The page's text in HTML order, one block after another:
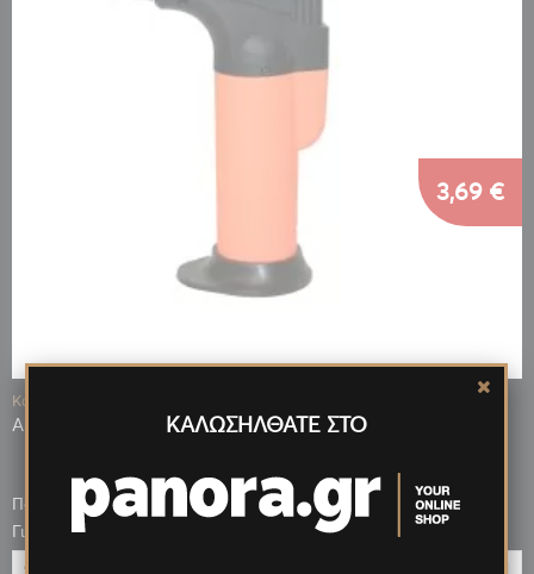
Κωδ.: 06531
ΑΝΑΠΤΗΡΑΣ ΦΛΟΓΙΣΤΡΟ MAXI ΠΟΡΤΟΚΑΛΙ
Πόντοι που κερδίζεις: 443
3,69 €
Για μεγαλύτερη ποσότητα έως: 2,95 €
ΚΑΛΩΣΗΛΘΑΤΕ ΣΤΟ